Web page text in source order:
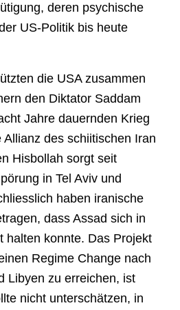
deren psychische
US-Politik bis heute
die USA zusammen
den Diktator Saddam
Jahre dauernden Krieg
des schiitischen Iran
Hisbollah sorgt seit
in Tel Aviv und
haben iranische
dass Assad sich in
halten konnte. Das Projekt
Regime Change nach
Libyen zu erreichen, ist
nicht unterschätzen, in